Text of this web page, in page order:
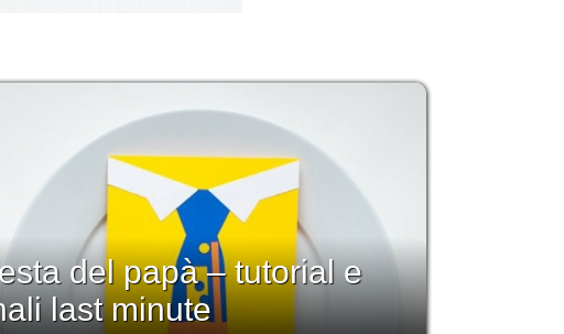
del papà – tutorial e
last minute